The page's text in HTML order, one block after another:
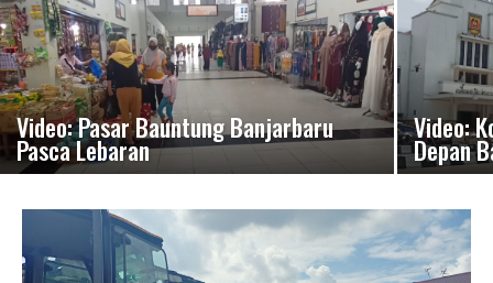
Video: Pasar Bauntung Banjarbaru
Pasca Lebaran
Video:
Depan